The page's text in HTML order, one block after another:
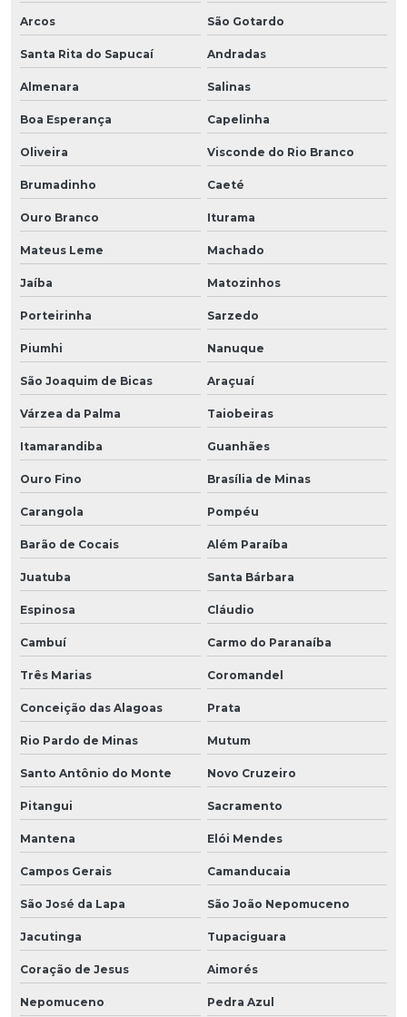
Arcos São Gotardo
Santa Rita do Sapucaí Andradas
Almenara Salinas
Boa Esperança Capelinha
Oliveira Visconde do Rio Branco
Brumadinho Caeté
Ouro Branco Iturama
Mateus Leme Machado
Jaíba Matozinhos
Porteirinha Sarzedo
Piumhi Nanuque
São Joaquim de Bicas Araçuaí
Várzea da Palma Taiobeiras
Itamarandiba Guanhães
Ouro Fino Brasília de Minas
Carangola Pompéu
Barão de Cocais Além Paraíba
Juatuba Santa Bárbara
Espinosa Cláudio
Cambuí Carmo do Paranaíba
Três Marias Coromandel
Conceição das Alagoas Prata
Rio Pardo de Minas Mutum
Santo Antônio do Monte Novo Cruzeiro
Pitangui Sacramento
Mantena Elói Mendes
Campos Gerais Camanducaia
São José da Lapa São João Nepomuceno
Jacutinga Tupaciguara
Coração de Jesus Aimorés
Nepomuceno Pedra Azul